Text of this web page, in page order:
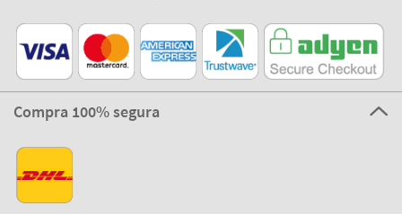
Compra 100% segura